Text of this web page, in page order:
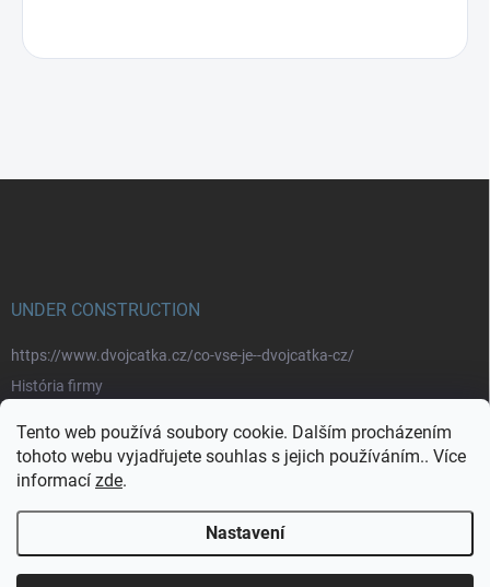
Tento web používá soubory cookie. Dalším procházením
tohoto webu vyjadřujete souhlas s jejich používáním.. Více
informací zde.
Nastavení
UNDER CONSTRUCTION
https://www.dvojcatka.cz/co-vse-je--dvojcatka-cz/
História firmy
Značky
https://www.dvojcatka.cz/kontakty/>